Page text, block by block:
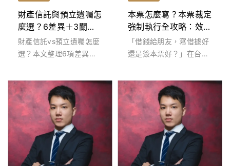
財產信託與預立遺囑怎
麼選？6差異＋3關係
人權責一次懂
財產信託vs預立遺囑怎麼
選？本文整理6項差異與3
缺點、費用與...
本票怎麼寫？本票裁定
強制執行全攻略：效
力、時效與律師協助追
債關鍵
「借錢給朋友，寫借據好
還是簽本票好？」在台灣
借據需要打完...